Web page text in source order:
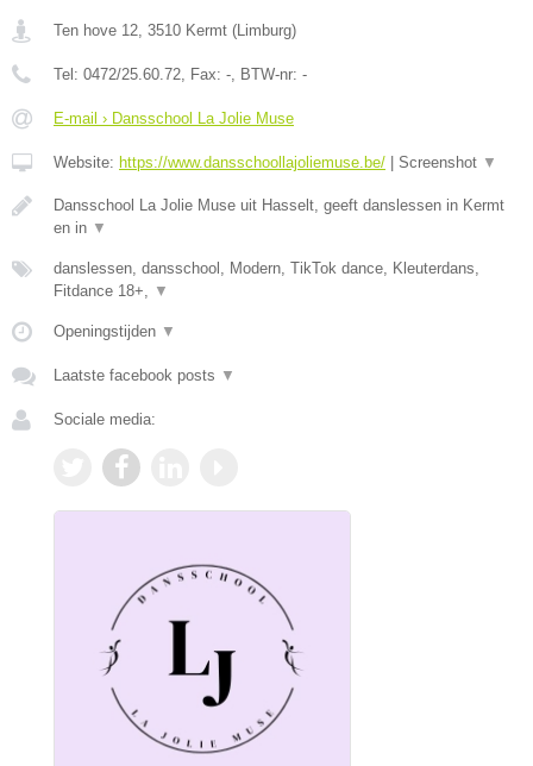
Ten hove 12 3510 Kermt ( Limburg)
Tel: 0472/25.60.72 , Fax: - , BTW-nr: -
E-mail › Dansschool La Jolie Muse
Website: https://www.dansschoollajoliemuse.be/ Screenshot ▼
Dansschool La Jolie Muse uit Hasselt, geeft danslessen in Kermt
en in ▼
danslessen, dansschool, Modern, TikTok dance, Kleuterdans,
Fitdance 18+,
▼
Openingstijden ▼
Laatste facebook posts ▼
Sociale media: